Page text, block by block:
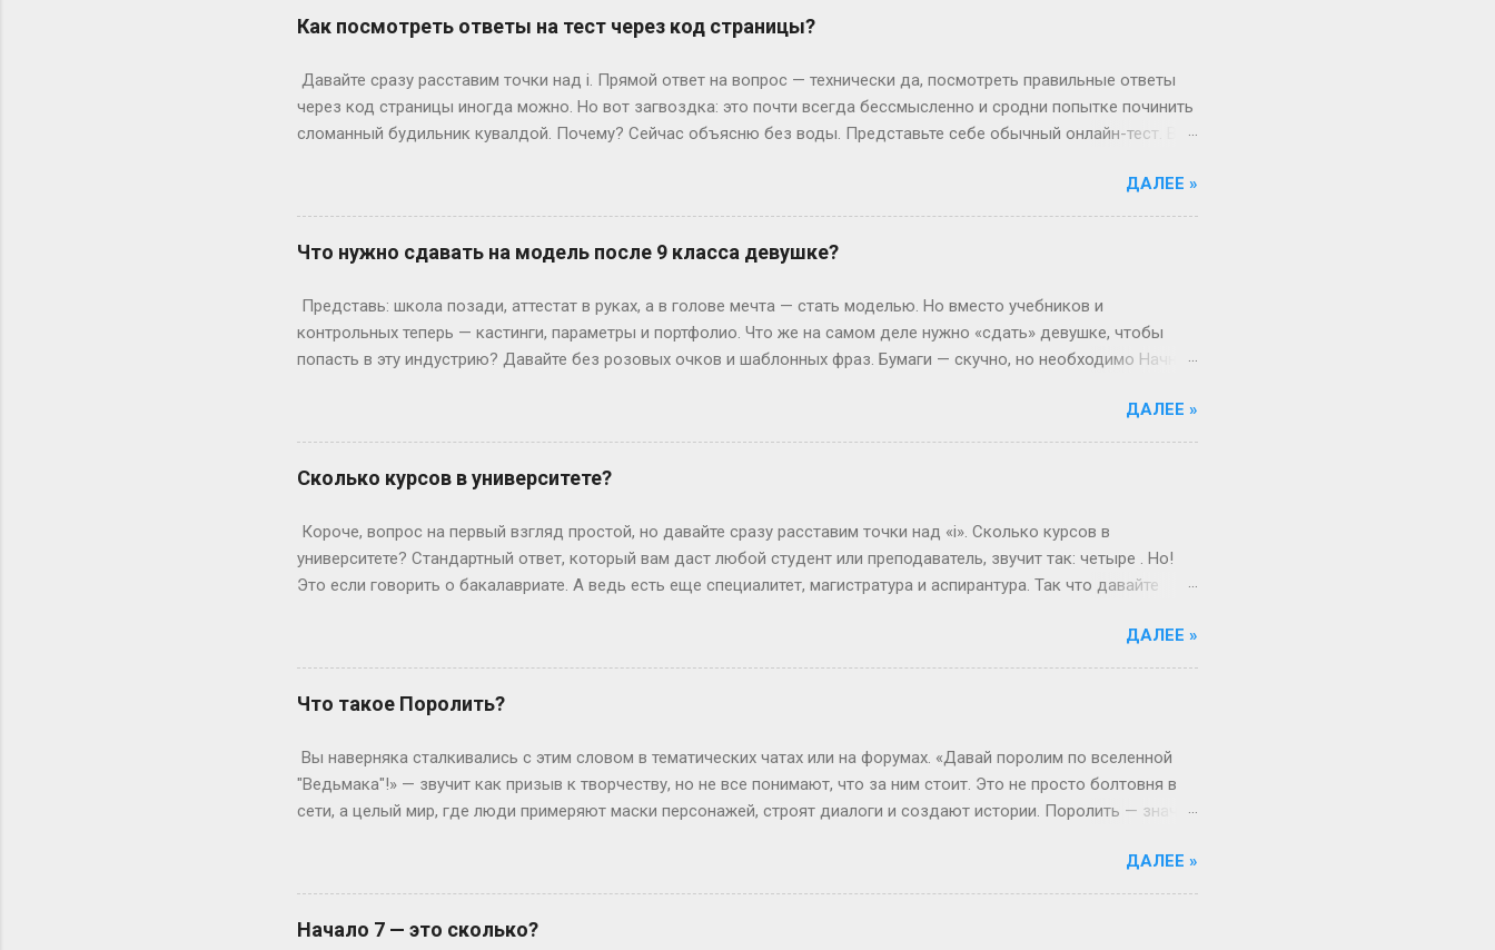
понедельник, то следующий год начнется со вторника. Вот и вся магия. А если год високосный? Тут уже веселее
366 дней делим на 7 — получаем 52 недели и 2 дня «сверху». Теперь вопрос: могут ли эти два дня оказаться
Выходных будет по 53. Но так везёт нечасто...
Как посмотреть ответы на тест через код страницы?
Давайте сразу расставим точки над i. Прямой ответ на вопрос — технически да, посмотреть правильные ответы
через код страницы иногда можно. Но вот загвоздка: это почти всегда бессмысленно и сродни попытке починить
сломанный будильник кувалдой. Почему? Сейчас объясню без воды. Представьте себе обычный онлайн-тест. Вы
страницы действительно живут данные — ваши ответы и, гипотетически, правильные варианты. Однако, и это
ключевое «однако», современные сайты редко хранят что-то ценное прямо в HTML, который вы видите, открыв
инспектор. Где же тогда прячутся ответы? Вот и нет их там! Во всяком случае, в том виде, в каком хотелось бы.
Раньше, в эпоху статических сайтов, ответы можно было случайно напасть в HTML-коде. Сегодня всё иначе.
Данные теперь загружаются динамически, после нажатия кнопки. Представьте, что страница — это просто пустая
рамка для картины. Саму картину (ваши вопросы и ...
ДАЛЕЕ »
Что нужно сдавать на модель после 9 класса девушке?
Представь: школа позади, аттестат в руках, а в голове мечта — стать моделью. Но вместо учебников и
контрольных теперь — кастинги, параметры и портфолио. Что же на самом деле нужно «сдать» девушке, чтобы
попасть в эту индустрию? Давайте без розовых очков и шаблонных фраз. Бумаги — скучно, но необходимо Начнём
а закончила 9 классов. Аттестат, паспорт (или свидетельство о рождении), справка от врача, что здоровье
позволяет бегать по съёмкам. И да, если тебе нет 18, подпись родителей — как билет в этот мир. Но это всё
формальности. Настоящие испытания — впереди. Рост, вес и другие цифры: где правда, а где мифы? «Ты должна
быть высокой, худой и идеальной» — эту фразу слышат все. Но давай честно: индустрия меняется. Да, для
весишь 55 кг — окей, но если 60 кг и при этом выг...
ДАЛЕЕ »
Сколько курсов в университете?
Короче, вопрос на первый взгляд простой, но давайте сразу расставим точки над «i». Сколько курсов в
университете? Стандартный ответ, который вам даст любой студент или преподаватель, звучит так: четыре . Но!
Это если говорить о бакалавриате. А ведь есть еще специалитет, магистратура и аспирантура. Так что давайте
человечески. Классика жанра: бакалавриат Представьте себе обычного парня, который поступил после школы.
Сколько он будет грызть гранит науки? Четыре года. Это четыре курса: первый – самый веселый и страшный,
второй – уже с опытом, третий – экватор, и четвертый – финишная прямая с дипломом. Вот так работает
стандартная программа высшего образования в России. Четыре года пролетают как один миг, поверьте! А если
будущие врачи, инженеры или сотрудники спецслужб. Для них существуе...
ДАЛЕЕ »
Что такое Поролить?
Вы наверняка сталкивались с этим словом в тематических чатах или на форумах. «Давай поролим по вселенной
"Ведьмака"!» — звучит как призыв к творчеству, но не все понимают, что за ним стоит. Это не просто болтовня в
сети, а целый мир, где люди примеряют маски персонажей, строят диалоги и создают истории. Поролить — значит
ролевая кухня Слово «поролить» — производное от «ролевить», которое, в свою очередь, выросло из субкультуры
ролевиков. Если раньше ролевые игры ассоциировались с настолками или живыми действиями в лесу, то теперь
они перекочевали в онлайн-пространство. «По-» здесь — как приставка действия: не просто играть, а активно
ДАЛЕЕ »
Начало 7 — это сколько?